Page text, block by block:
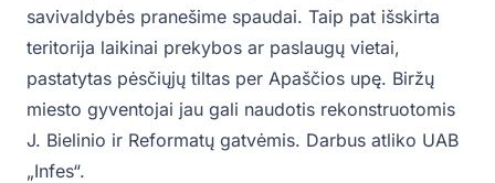
savivaldybės pranešime spaudai. Taip pat išskirta
teritorija laikinai prekybos ar paslaugų vietai,
pastatytas pėsčiųjų tiltas per Apaščios upę. Biržų
miesto gyventojai jau gali naudotis rekonstruotomis
J. Bielinio ir Reformatų gatvėmis. Darbus atliko UAB
„Infes“.